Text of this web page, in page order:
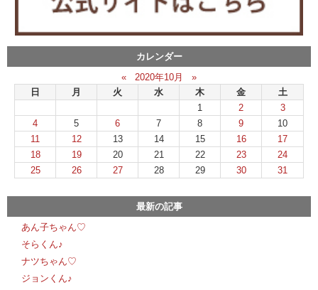
カレンダー
«
2020年10月
»
日
月 火 水 木 金
土
1
2
3
4
5 6 7 8 9
10
11
12 13 14 15 16
17
18
19 20 21 22 23
24
25
26 27 28 29 30 31
最新の記事
あん子ちゃん♡
そらくん♪
ナツちゃん♡
ジョンくん♪